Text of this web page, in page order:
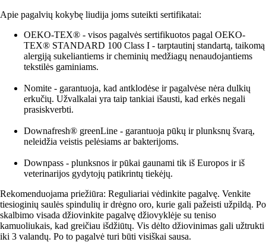
Apie pagalvių kokybę liudija joms suteikti sertifikatai:
OEKO-TEX® - visos pagalvės sertifikuotos pagal OEKO-
TEX® STANDARD 100 Class I - tarptautinį standartą, taikomą
alergiją sukeliantiems ir cheminių medžiagų nenaudojantiems
tekstilės gaminiams.
Nomite - garantuoja, kad antklodėse ir pagalvėse nėra dulkių
erkučių. Užvalkalai yra taip tankiai išausti, kad erkės negali
prasiskverbti.
Downafresh® greenLine - garantuoja pūkų ir plunksnų švarą,
neleidžia veistis pelėsiams ar bakterijoms.
Downpass - plunksnos ir pūkai gaunami tik iš Europos ir iš
veterinarijos gydytojų patikrintų tiekėjų.
Rekomenduojama priežiūra: Reguliariai vėdinkite pagalvę. Venkite
tiesioginių saulės spindulių ir drėgno oro, kurie gali pažeisti užpildą. Po
skalbimo visada džiovinkite pagalvę džiovyklėje su teniso
kamuoliukais, kad greičiau išdžiūtų. Vis dėlto džiovinimas gali užtrukti
iki 3 valandų. Po to pagalvė turi būti visiškai sausa.